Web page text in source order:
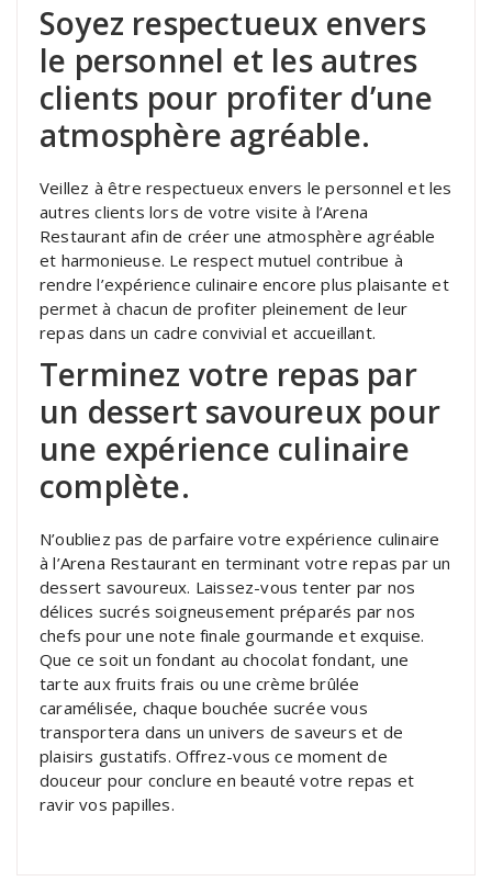
Soyez respectueux envers
le personnel et les autres
clients pour profiter d’une
atmosphère agréable.
Veillez à être respectueux envers le personnel et les
autres clients lors de votre visite à l’Arena
Restaurant afin de créer une atmosphère agréable
et harmonieuse. Le respect mutuel contribue à
rendre l’expérience culinaire encore plus plaisante et
permet à chacun de profiter pleinement de leur
repas dans un cadre convivial et accueillant.
Terminez votre repas par
un dessert savoureux pour
une expérience culinaire
complète.
N’oubliez pas de parfaire votre expérience culinaire
à l’Arena Restaurant en terminant votre repas par un
dessert savoureux. Laissez-vous tenter par nos
délices sucrés soigneusement préparés par nos
chefs pour une note finale gourmande et exquise.
Que ce soit un fondant au chocolat fondant, une
tarte aux fruits frais ou une crème brûlée
caramélisée, chaque bouchée sucrée vous
transportera dans un univers de saveurs et de
plaisirs gustatifs. Offrez-vous ce moment de
douceur pour conclure en beauté votre repas et
ravir vos papilles.